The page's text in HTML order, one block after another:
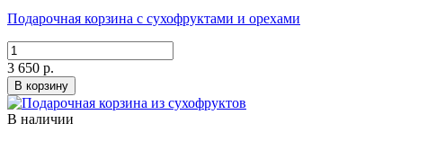
Подарочная корзина с сухофруктами и орехами
3 650 р.
В корзину
В наличии